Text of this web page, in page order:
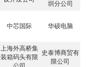
圳分公司
中芯国际 华硕电脑
上海外高桥集
装箱码头有限
史泰博商贸有
限公司